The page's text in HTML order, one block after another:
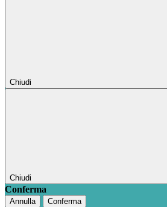
Chiudi
Chiudi
Conferma
Annulla Conferma